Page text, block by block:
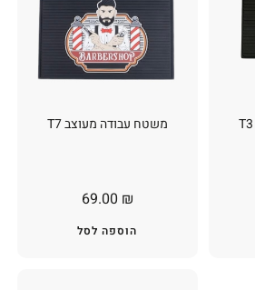
משטח עבודה מעוצב T7
69.00 ₪
הוספה לסל